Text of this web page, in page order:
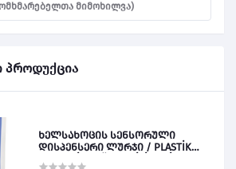
მიმოხილვა)
პროდუქცია
ხელსახოცის სენსორული
დისპენსერი ლურჯი / PLASTİK